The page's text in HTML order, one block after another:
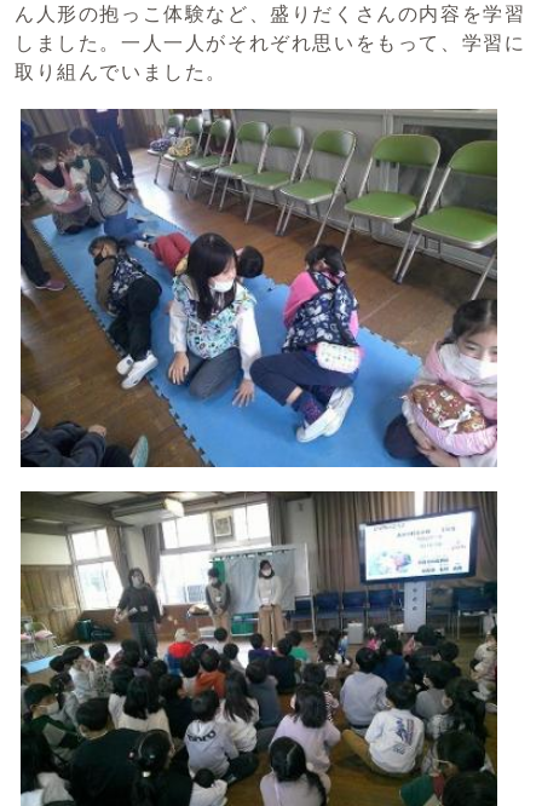
ん人形の抱っこ体験など、盛りだくさんの内容を学習
しました。一人一人がそれぞれ思いをもって、学習に
取り組んでいました。